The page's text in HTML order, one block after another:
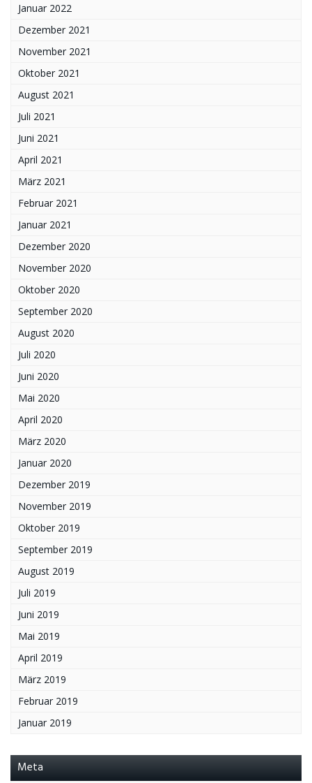
Januar 2022
Dezember 2021
November 2021
Oktober 2021
August 2021
Juli 2021
Juni 2021
April 2021
März 2021
Februar 2021
Januar 2021
Dezember 2020
November 2020
Oktober 2020
September 2020
August 2020
Juli 2020
Juni 2020
Mai 2020
April 2020
März 2020
Januar 2020
Dezember 2019
November 2019
Oktober 2019
September 2019
August 2019
Juli 2019
Juni 2019
Mai 2019
April 2019
März 2019
Februar 2019
Januar 2019
Meta